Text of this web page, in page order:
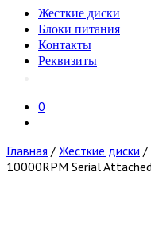
Жесткие диски
Блоки питания
Контакты
Реквизиты
0
Главная / Жесткие диски /
10000RPM Serial